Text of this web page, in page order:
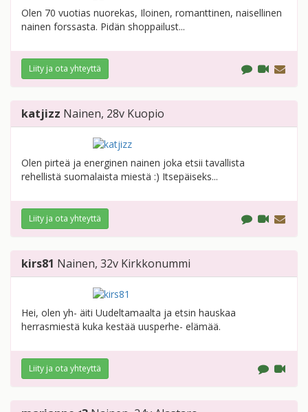
Olen 70 vuotias nuorekas, Iloinen, romanttinen, naisellinen
nainen forssasta. Pidän shoppailust...
Liity ja ota yhteyttä
katjizz Nainen, 28v Kuopio
Olen pirteä ja energinen nainen joka etsii tavallista
rehellistä suomalaista miestä :) Itsepäiseks...
Liity ja ota yhteyttä
kirs81 Nainen, 32v Kirkkonummi
Hei, olen yh- äiti Uudeltamaalta ja etsin hauskaa
herrasmiestä kuka kestää uusperhe- elämää.
Liity ja ota yhteyttä